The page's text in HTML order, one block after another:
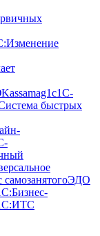
mag1c1С-
быстрых
самозанятогоЭДО